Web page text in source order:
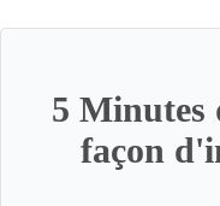
5 Minutes
façon